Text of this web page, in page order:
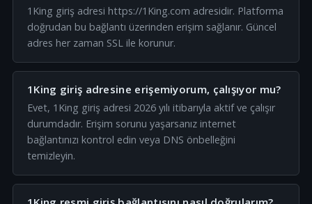
1King giriş adresi https://1King.com adresidir. Platforma
doğrudan bu bağlantı üzerinden erişim sağlanır. Güncel
adres her zaman SSL ile korunur.
1King giriş adresine erişemiyorum, çalışıyor mu?
Evet, 1King giriş adresi 2026 yılı itibarıyla aktif ve çalışır
durumdadır. Erişim sorunu yaşarsanız internet
bağlantınızı kontrol edin veya DNS önbelleğini
temizleyin.